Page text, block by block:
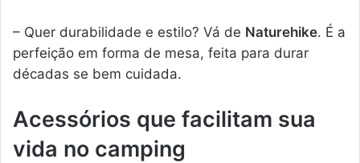
– Quer durabilidade e estilo? Vá de Naturehike. É a
perfeição em forma de mesa, feita para durar
décadas se bem cuidada.
Acessórios que facilitam sua
vida no camping